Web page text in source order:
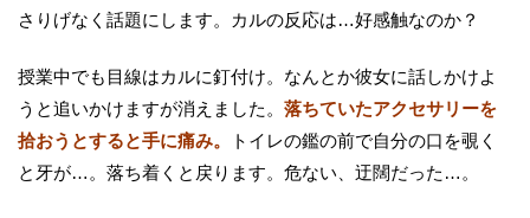
さりげなく話題にします。カルの反応は…好感触なのか？
授業中でも目線はカルに釘付け。なんとか彼女に話しかけよ
うと追いかけますが消えました。 落ちていたアクセサリーを
拾おうとすると手に痛み。
トイレの鑑の前で自分の口を覗く
と牙が…。落ち着くと戻ります。危ない、迂闊だった…。